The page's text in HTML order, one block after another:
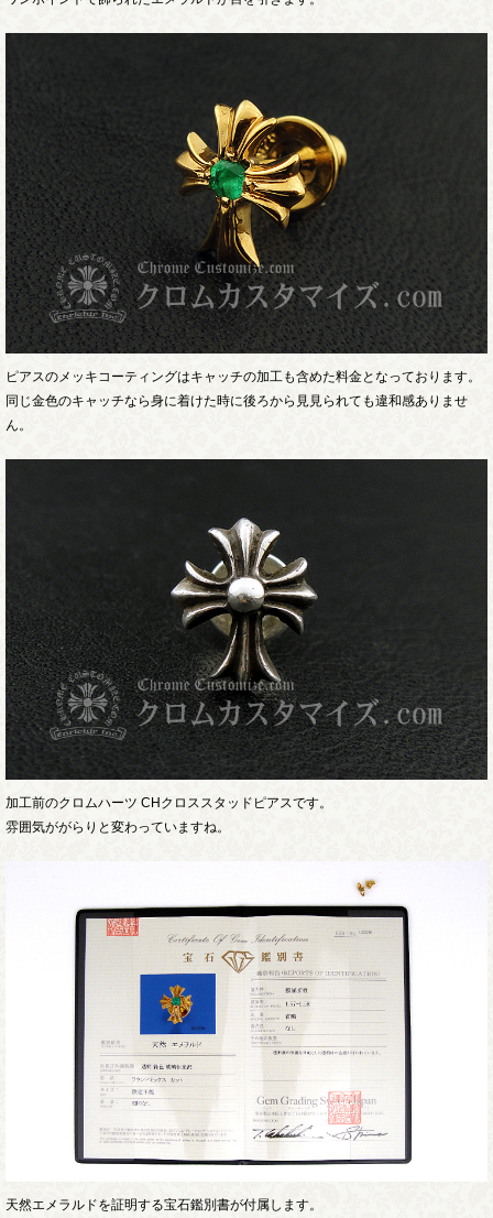
ピアスのメッキコーティングはキャッチの加工も含めた料金となっております。
同じ金色のキャッチなら身に着けた時に後ろから見見られても違和感ありませ
ん。
加工前のクロムハーツ CHクロススタッドピアスです。
雰囲気ががらりと変わっていますね。
天然エメラルドを証明する宝石鑑別書が付属します。